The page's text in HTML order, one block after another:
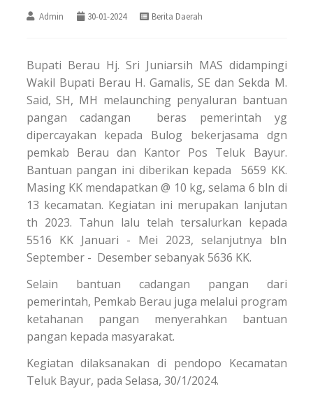
Admin 30-01-2024 Berita Daerah
Bupati Berau Hj. Sri Juniarsih MAS didampingi
Wakil Bupati Berau H. Gamalis, SE dan Sekda M.
Said, SH, MH melaunching penyaluran bantuan
pangan cadangan beras pemerintah yg
dipercayakan kepada Bulog bekerjasama dgn
pemkab Berau dan Kantor Pos Teluk Bayur.
Bantuan pangan ini diberikan kepada 5659 KK.
Masing KK mendapatkan @ 10 kg, selama 6 bln di
13 kecamatan. Kegiatan ini merupakan lanjutan
th 2023. Tahun lalu telah tersalurkan kepada
5516 KK Januari - Mei 2023, selanjutnya bln
September - Desember sebanyak 5636 KK.
Selain bantuan cadangan pangan dari
pemerintah, Pemkab Berau juga melalui program
ketahanan pangan menyerahkan bantuan
pangan kepada masyarakat.
Kegiatan dilaksanakan di pendopo Kecamatan
Teluk Bayur, pada Selasa, 30/1/2024.